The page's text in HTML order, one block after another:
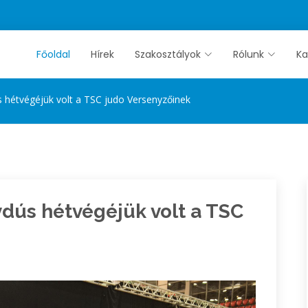
Főoldal Hírek Szakosztályok Rólunk
volt a TSC judo Versenyzőinek
hétvégéjük volt a TSC